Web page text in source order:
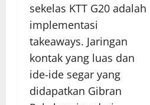
sekelas KTT G20 adalah
implementasi
takeaways. Jaringan
kontak yang luas dan
ide-ide segar yang
didapatkan Gibran